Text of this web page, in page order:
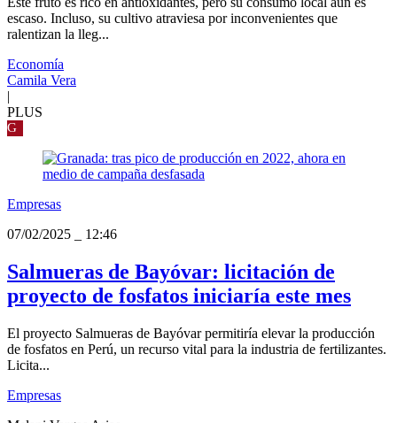
escaso. Incluso, su cultivo atraviesa por inconvenientes que
ralentizan la lleg...
Economía
Camila Vera
|
PLUS
G
Empresas
07/02/2025
12:46
Salmueras de Bayóvar: licitación de
proyecto de fosfatos iniciaría este mes
El proyecto Salmueras de Bayóvar permitiría elevar la producción
de fosfatos en Perú, un recurso vital para la industria de fertilizantes.
Licita...
Empresas